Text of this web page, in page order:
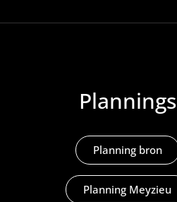
Plannings
Planning bron
Planning Meyzieu